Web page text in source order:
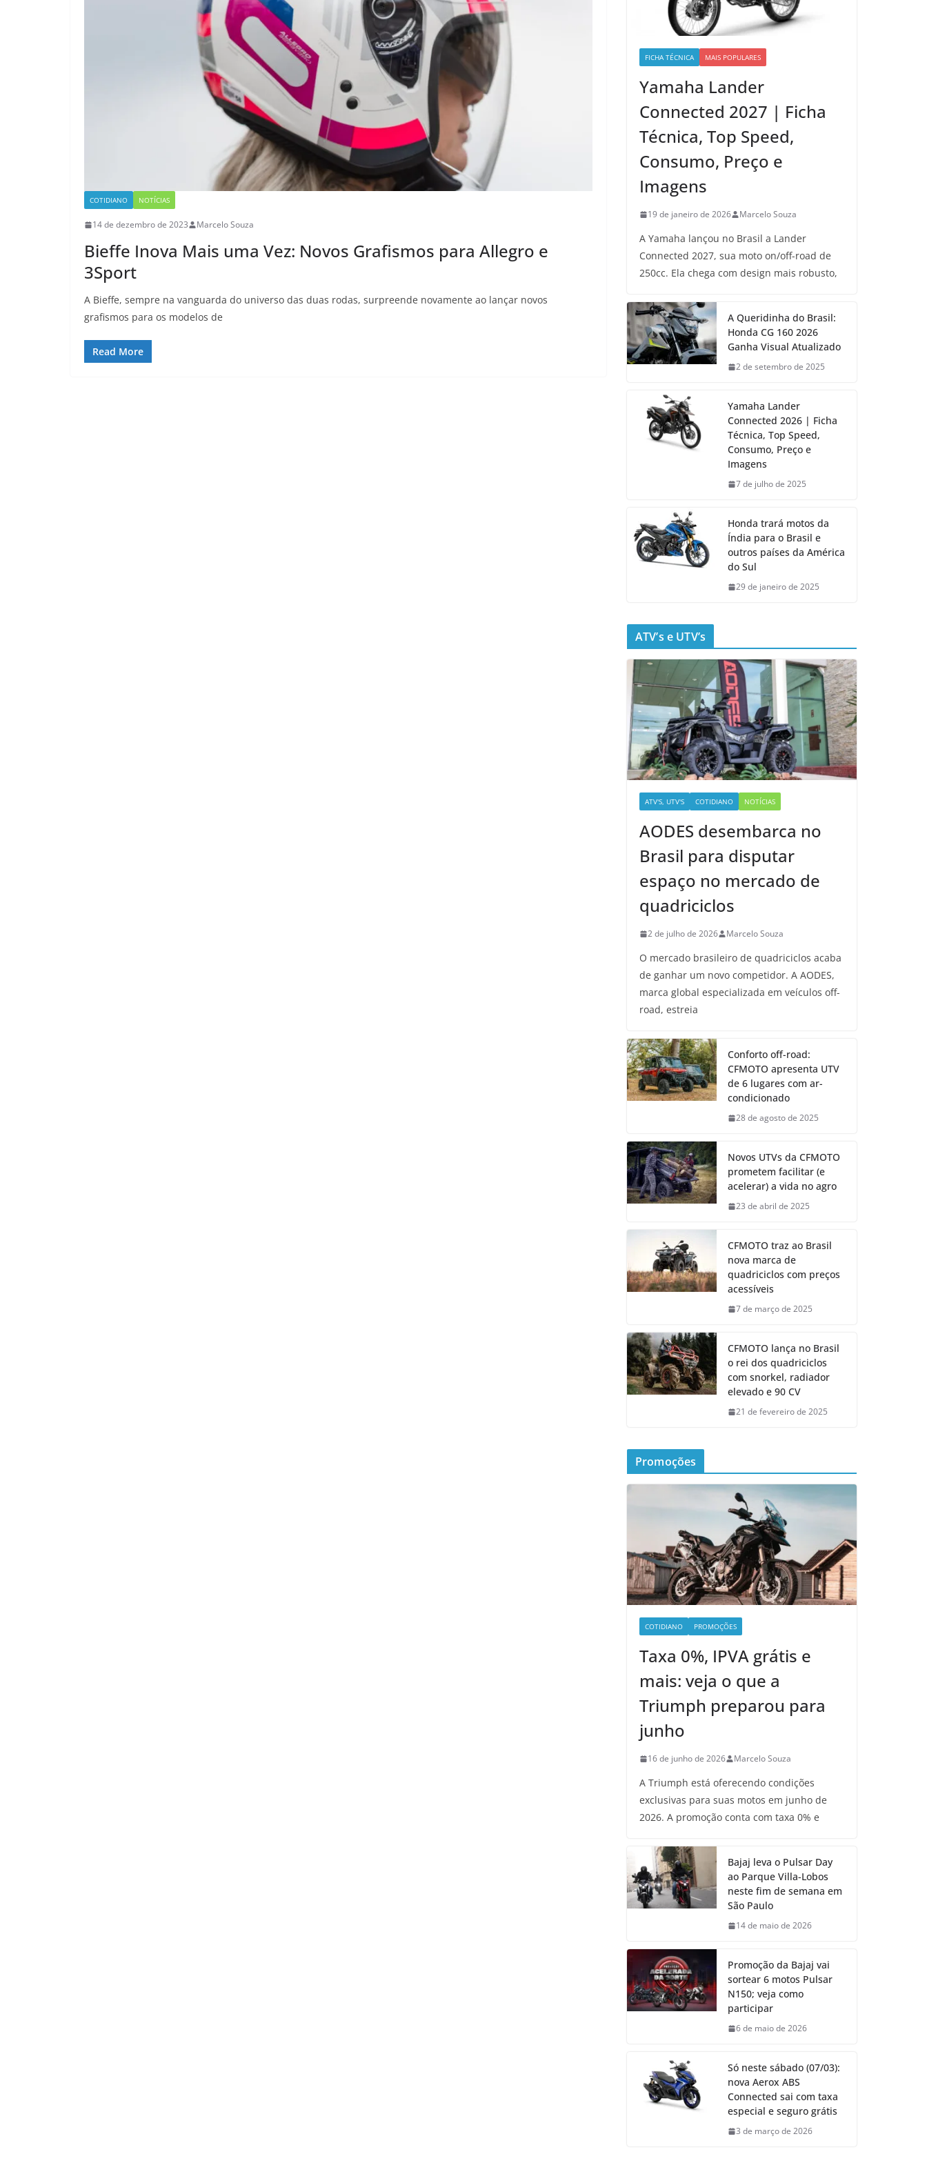
COTIDIANO NOTÍCIAS
14 de dezembro de 2023 Marcelo Souza
Bieffe Inova Mais uma Vez: Novos Grafismos para Allegro e
3Sport
A Bieffe, sempre na vanguarda do universo das duas rodas, surpreende novamente ao lançar novos
grafismos para os modelos de
Read More
FICHA TÉCNICA MAIS POPULARES
Yamaha Lander
Connected 2027 | Ficha
Técnica, Top Speed,
Consumo, Preço e
Imagens
19 de janeiro de 2026 Marcelo Souza
A Yamaha lançou no Brasil a Lander
Connected 2027, sua moto on/off-road de
250cc. Ela chega com design mais robusto,
A Queridinha do Brasil:
Honda CG 160 2026
Ganha Visual Atualizado
2 de setembro de 2025
Yamaha Lander
Connected 2026 | Ficha
Técnica, Top Speed,
Consumo, Preço e
Imagens
7 de julho de 2025
Honda trará motos da
Índia para o Brasil e
outros países da América
do Sul
29 de janeiro de 2025
ATV’s e UTV’s
ATV'S, UTV'S COTIDIANO NOTÍCIAS
AODES desembarca no
Brasil para disputar
espaço no mercado de
quadriciclos
2 de julho de 2026 Marcelo Souza
O mercado brasileiro de quadriciclos acaba
de ganhar um novo competidor. A AODES,
marca global especializada em veículos off-
road, estreia
Conforto off-road:
CFMOTO apresenta UTV
de 6 lugares com ar-
condicionado
28 de agosto de 2025
Novos UTVs da CFMOTO
prometem facilitar (e
acelerar) a vida no agro
23 de abril de 2025
CFMOTO traz ao Brasil
nova marca de
quadriciclos com preços
acessíveis
7 de março de 2025
CFMOTO lança no Brasil
o rei dos quadriciclos
com snorkel, radiador
elevado e 90 CV
21 de fevereiro de 2025
Promoções
COTIDIANO PROMOÇÕES
Taxa 0%, IPVA grátis e
mais: veja o que a
Triumph preparou para
junho
16 de junho de 2026 Marcelo Souza
A Triumph está oferecendo condições
exclusivas para suas motos em junho de
2026. A promoção conta com taxa 0% e
Bajaj leva o Pulsar Day
ao Parque Villa-Lobos
neste fim de semana em
São Paulo
14 de maio de 2026
Promoção da Bajaj vai
sortear 6 motos Pulsar
N150; veja como
participar
6 de maio de 2026
Só neste sábado (07/03):
nova Aerox ABS
Connected sai com taxa
especial e seguro grátis
3 de março de 2026